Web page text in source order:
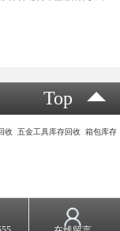
Top
收 五金工具库存回收 箱包库存